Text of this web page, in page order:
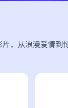
，从浪漫爱情到